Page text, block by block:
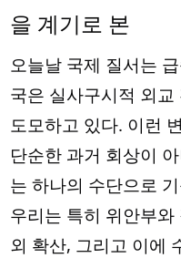
을 계기로 본
오늘날 국제 질서는
국은 실사구시적 외
도모하고 있다. 이런
단순한 과거 회상이
는 하나의 수단으로
우리는 특히 위안부
외 확산, 그리고 이에